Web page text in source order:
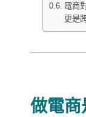
電商
更是
做電商